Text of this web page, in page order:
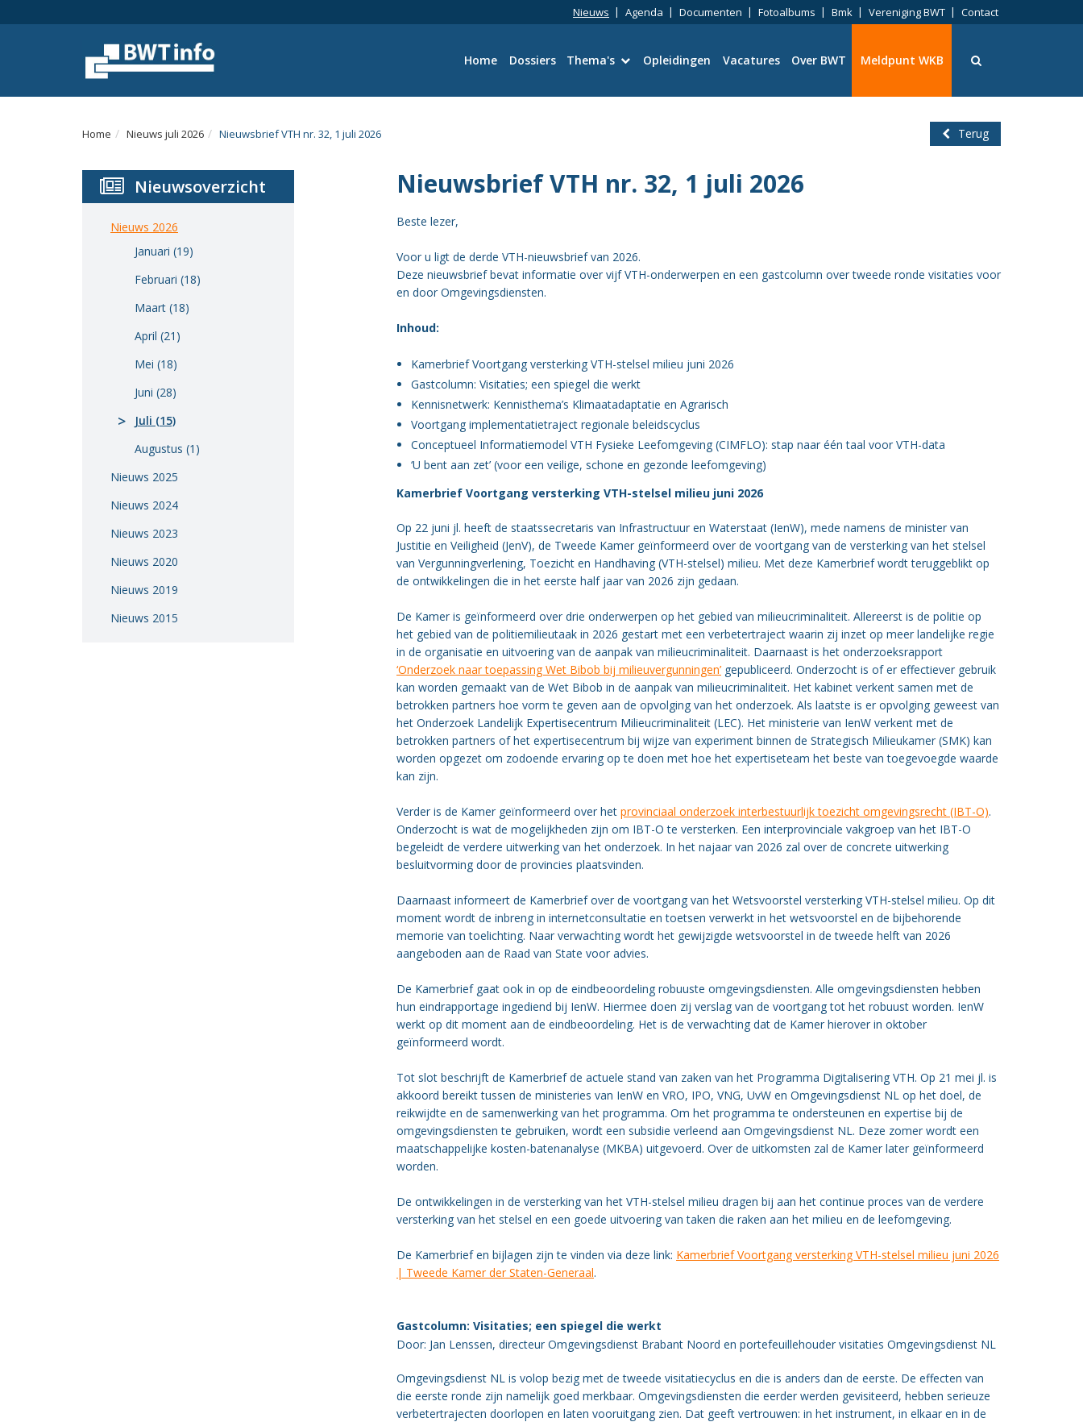
Nieuws Agenda Documenten Fotoalbums Bmk Vereniging BWT Contact
Home Dossiers Thema's
Wetgeving en Vergunningen
Energie en duurzaamheid
Organisatie BWT
Gezondheid
Opleidingen Vacatures Over BWT Meldpunt WKB
Menu
Home Nieuws juli 2026 Nieuwsbrief VTH nr. 32, 1 juli 2026 Terug
Nieuwsoverzicht
Nieuws 2026
Januari (19)
Februari (18)
Maart (18)
April (21)
Mei (18)
Juni (28)
Juli (15)
Augustus (1)
Nieuws 2025
Nieuws 2024
Nieuws 2023
Nieuws 2020
Nieuws 2019
Nieuws 2015
Nieuwsbrief VTH nr. 32, 1 juli 2026
Beste lezer,
Voor u ligt de derde VTH-nieuwsbrief van 2026.
Deze nieuwsbrief bevat informatie over vijf VTH-onderwerpen en een gastcolumn over tweede ronde visitaties voor
en door Omgevingsdiensten.
Inhoud:
Kamerbrief Voortgang versterking VTH-stelsel milieu juni 2026
Gastcolumn: Visitaties; een spiegel die werkt
Kennisnetwerk: Kennisthema’s Klimaatadaptatie en Agrarisch
Voortgang implementatietraject regionale beleidscyclus
Conceptueel Informatiemodel VTH Fysieke Leefomgeving (CIMFLO): stap naar één taal voor VTH-data
‘U bent aan zet’ (voor een veilige, schone en gezonde leefomgeving)
Kamerbrief Voortgang versterking VTH-stelsel milieu juni 2026
Op 22 juni jl. heeft de staatssecretaris van Infrastructuur en Waterstaat (IenW), mede namens de minister van
Justitie en Veiligheid (JenV), de Tweede Kamer geïnformeerd over de voortgang van de versterking van het stelsel
van Vergunningverlening, Toezicht en Handhaving (VTH-stelsel) milieu. Met deze Kamerbrief wordt teruggeblikt op
de ontwikkelingen die in het eerste half jaar van 2026 zijn gedaan.
De Kamer is geïnformeerd over drie onderwerpen op het gebied van milieucriminaliteit. Allereerst is de politie op
het gebied van de politiemilieutaak in 2026 gestart met een verbetertraject waarin zij inzet op meer landelijke regie
in de organisatie en uitvoering van de aanpak van milieucriminaliteit. Daarnaast is het onderzoeksrapport
‘Onderzoek naar toepassing Wet Bibob bij milieuvergunningen’ gepubliceerd. Onderzocht is of er effectiever gebruik
kan worden gemaakt van de Wet Bibob in de aanpak van milieucriminaliteit. Het kabinet verkent samen met de
betrokken partners hoe vorm te geven aan de opvolging van het onderzoek. Als laatste is er opvolging geweest van
het Onderzoek Landelijk Expertisecentrum Milieucriminaliteit (LEC). Het ministerie van IenW verkent met de
betrokken partners of het expertisecentrum bij wijze van experiment binnen de Strategisch Milieukamer (SMK) kan
worden opgezet om zodoende ervaring op te doen met hoe het expertiseteam het beste van toegevoegde waarde
kan zijn.
Verder is de Kamer geïnformeerd over het provinciaal onderzoek interbestuurlijk toezicht omgevingsrecht (IBT-O).
Onderzocht is wat de mogelijkheden zijn om IBT-O te versterken. Een interprovinciale vakgroep van het IBT-O
begeleidt de verdere uitwerking van het onderzoek. In het najaar van 2026 zal over de concrete uitwerking
besluitvorming door de provincies plaatsvinden.
Daarnaast informeert de Kamerbrief over de voortgang van het Wetsvoorstel versterking VTH-stelsel milieu. Op dit
moment wordt de inbreng in internetconsultatie en toetsen verwerkt in het wetsvoorstel en de bijbehorende
memorie van toelichting. Naar verwachting wordt het gewijzigde wetsvoorstel in de tweede helft van 2026
aangeboden aan de Raad van State voor advies.
De Kamerbrief gaat ook in op de eindbeoordeling robuuste omgevingsdiensten. Alle omgevingsdiensten hebben
hun eindrapportage ingediend bij IenW. Hiermee doen zij verslag van de voortgang tot het robuust worden. IenW
werkt op dit moment aan de eindbeoordeling. Het is de verwachting dat de Kamer hierover in oktober
geïnformeerd wordt.
Tot slot beschrijft de Kamerbrief de actuele stand van zaken van het Programma Digitalisering VTH. Op 21 mei jl. is
akkoord bereikt tussen de ministeries van IenW en VRO, IPO, VNG, UvW en Omgevingsdienst NL op het doel, de
reikwijdte en de samenwerking van het programma. Om het programma te ondersteunen en expertise bij de
omgevingsdiensten te gebruiken, wordt een subsidie verleend aan Omgevingsdienst NL. Deze zomer wordt een
maatschappelijke kosten-batenanalyse (MKBA) uitgevoerd. Over de uitkomsten zal de Kamer later geïnformeerd
worden.
De ontwikkelingen in de versterking van het VTH-stelsel milieu dragen bij aan het continue proces van de verdere
versterking van het stelsel en een goede uitvoering van taken die raken aan het milieu en de leefomgeving.
De Kamerbrief en bijlagen zijn te vinden via deze link: Kamerbrief Voortgang versterking VTH-stelsel milieu juni 2026
| Tweede Kamer der Staten-Generaal.
Gastcolumn: Visitaties; een spiegel die werkt
Door: Jan Lenssen, directeur Omgevingsdienst Brabant Noord en portefeuillehouder visitaties Omgevingsdienst NL
Omgevingsdienst NL is volop bezig met de tweede visitatiecyclus en die is anders dan de eerste. De effecten van
die eerste ronde zijn namelijk goed merkbaar. Omgevingsdiensten die eerder werden gevisiteerd, hebben serieuze
verbetertrajecten doorlopen en laten vooruitgang zien. Dat geeft vertrouwen: in het instrument, in elkaar en in de